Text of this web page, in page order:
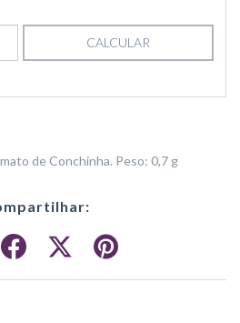
CALCULAR
de Conchinha. Peso: 0,7 g